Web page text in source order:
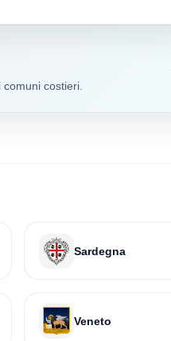
costieri.
Sardegna
Veneto